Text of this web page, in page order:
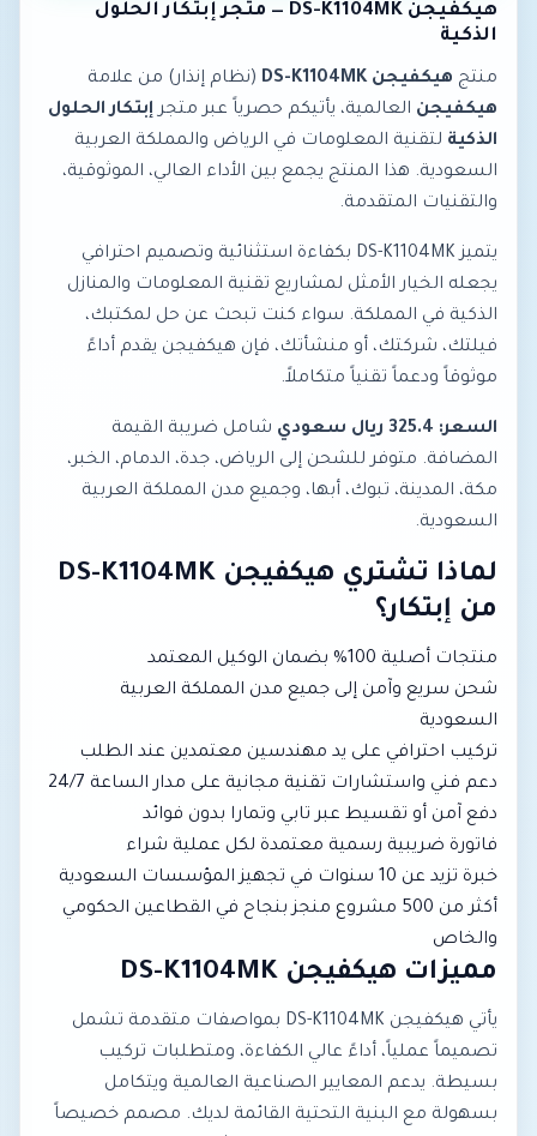
هيكفيجن DS-K1104MK — متجر إبتكار الحلول
الذكية
منتج هيكفيجن DS-K1104MK
(نظام إنذار) من علامة
هيكفيجن العالمية، يأتيكم حصرياً عبر متجرإبتكار الحلول
الذكية لتقنية المعلومات في الرياض والمملكة العربية
السعودية. هذا المنتج يجمع بين الأداء العالي، الموثوقية،
والتقنيات المتقدمة.
يتميز DS-K1104MK بكفاءة استثنائية وتصميم احترافي
يجعله الخيار الأمثل لمشاريع تقنية المعلومات والمنازل
الذكية في المملكة. سواء كنت تبحث عن حل لمكتبك،
فيلتك، شركتك، أو منشأتك، فإن هيكفيجن يقدم أداءً
موثوقاً ودعماً تقنياً متكاملاً.
السعر: 325.4 ريال سعودي
شامل ضريبة القيمة
المضافة. متوفر للشحن إلى الرياض، جدة، الدمام، الخبر،
مكة، المدينة، تبوك، أبها، وجميع مدن المملكة العربية
السعودية.
لماذا تشتري هيكفيجن DS-K1104MK
من إبتكار؟
منتجات أصلية 100% بضمان الوكيل المعتمد
شحن سريع وآمن إلى جميع مدن المملكة العربية
السعودية
تركيب احترافي على يد مهندسين معتمدين عند الطلب
دعم فني واستشارات تقنية مجانية على مدار الساعة 24/7
دفع آمن أو تقسيط عبر تابي وتمارا بدون فوائد
فاتورة ضريبية رسمية معتمدة لكل عملية شراء
خبرة تزيد عن 10 سنوات في تجهيز المؤسسات السعودية
أكثر من 500 مشروع منجز بنجاح في القطاعين الحكومي
والخاص
مميزات هيكفيجن DS-K1104MK
يأتي هيكفيجن DS-K1104MK بمواصفات متقدمة تشمل
تصميماً عملياً، أداءً عالي الكفاءة، ومتطلبات تركيب
بسيطة. يدعم المعايير الصناعية العالمية ويتكامل
بسهولة مع البنية التحتية القائمة لديك. مصمم خصيصاً